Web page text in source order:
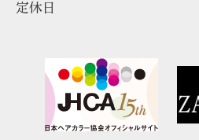
定休日